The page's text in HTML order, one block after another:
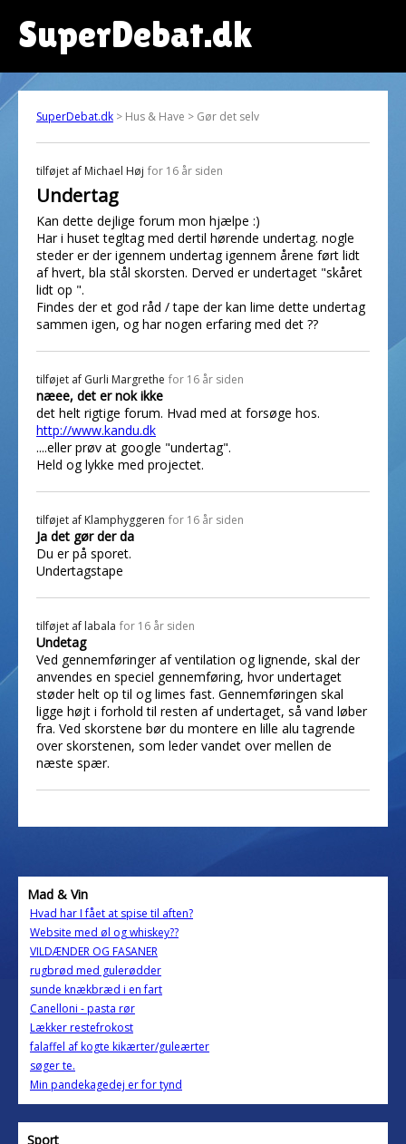
SuperDebat.dk
SuperDebat.dk > Hus & Have > Gør det selv
tilføjet af Michael Høj for 16 år siden
Undertag
Kan dette dejlige forum mon hjælpe :)
Har i huset tegltag med dertil hørende undertag. nogle
steder er der igennem undertag igennem årene ført lidt
af hvert, bla stål skorsten. Derved er undertaget "skåret
lidt op ".
Findes der et god råd / tape der kan lime dette undertag
sammen igen, og har nogen erfaring med det ??
tilføjet af Gurli Margrethe for 16 år siden
næee, det er nok ikke
det helt rigtige forum. Hvad med at forsøge hos.
http://www.kandu.dk
....eller prøv at google "undertag".
Held og lykke med projectet.
tilføjet af Klamphyggeren for 16 år siden
Ja det gør der da
Du er på sporet.
Undertagstape
tilføjet af labala for 16 år siden
Undetag
Ved gennemføringer af ventilation og lignende, skal der
anvendes en speciel gennemføring, hvor undertaget
støder helt op til og limes fast. Gennemføringen skal
ligge højt i forhold til resten af undertaget, så vand løber
fra. Ved skorstene bør du montere en lille alu tagrende
over skorstenen, som leder vandet over mellen de
næste spær.
Mad & Vin
Hvad har I fået at spise til aften?
Website med øl og whiskey??
VILDÆNDER OG FASANER
rugbrød med gulerødder
sunde knækbræd i en fart
Canelloni - pasta rør
Lækker restefrokost
falaffel af kogte kikærter/guleærter
søger te.
Min pandekagedej er for tynd
Sport